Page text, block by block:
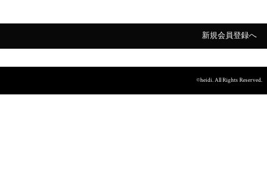
新規会員登録へ
©heidi. All Rights Reserved.